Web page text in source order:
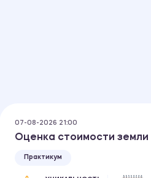
07-08-2026 21:00
Оценка стоимости земли
Практикум